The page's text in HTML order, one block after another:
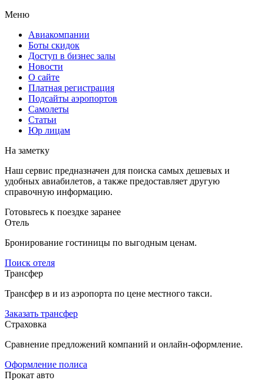
Меню
Авиакомпании
Боты скидок
Доступ в бизнес залы
Новости
О сайте
Платная регистрация
Подсайты аэропортов
Самолеты
Статьи
Юр лицам
На заметку
Наш сервис предназначен для поиска самых дешевых и
удобных авиабилетов, а также предоставляет другую
справочную информацию.
Готовьтесь к поездке заранее
Отель
Бронирование гостиницы по выгодным ценам.
Поиск отеля
Трансфер
Трансфер в и из аэропорта по цене местного такси.
Заказать трансфер
Страховка
Сравнение предложений компаний и онлайн-оформление.
Оформление полиса
Прокат авто